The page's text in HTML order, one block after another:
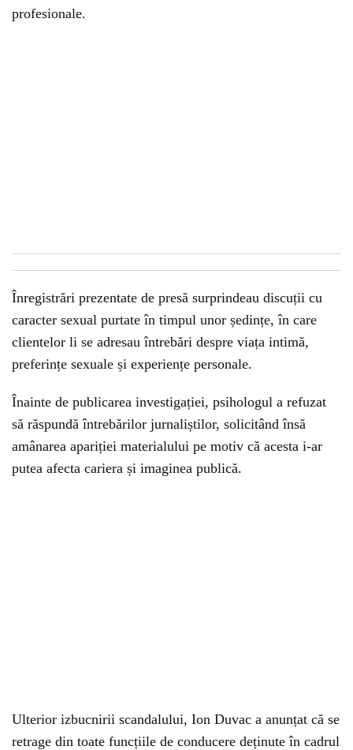
profesionale.
Înregistrări prezentate de presă surprindeau discuții cu
caracter sexual purtate în timpul unor ședințe, în care
clientelor li se adresau întrebări despre viața intimă,
preferințe sexuale și experiențe personale.
Înainte de publicarea investigației, psihologul a refuzat
să răspundă întrebărilor jurnaliștilor, solicitând însă
amânarea apariției materialului pe motiv că acesta i-ar
putea afecta cariera și imaginea publică.
Ulterior izbucnirii scandalului, Ion Duvac a anunțat că se
retrage din toate funcțiile de conducere deținute în cadrul